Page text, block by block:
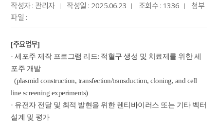
작성자 : 관리자 작성일 : 2025.06.23 조회수 : 1336
첨부
파일 :
[주요업무]
· 세포주 제작 프로그램 리드: 적혈구 생성 및 치료제를 위한 세
포주 개발
(plasmid construction, transfection/transduction, cloning, and cell
line screening experiments)
· 유전자 전달 및 최적 발현을 위한 렌티바이러스 또는 기타 벡터
설계 및 평가